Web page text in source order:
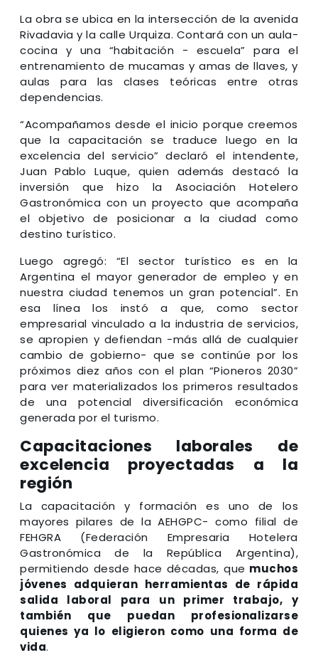
La obra se ubica en la intersección de la avenida
Rivadavia y la calle Urquiza. Contará con un aula-
cocina y una “habitación - escuela” para el
entrenamiento de mucamas y amas de llaves, y
aulas para las clases teóricas entre otras
dependencias.
“Acompañamos desde el inicio porque creemos
que la capacitación se traduce luego en la
excelencia del servicio” declaró el intendente,
Juan Pablo Luque, quien además destacó la
inversión que hizo la Asociación Hotelero
Gastronómica con un proyecto que acompaña
el objetivo de posicionar a la ciudad como
destino turístico.
Luego agregó: “El sector turístico es en la
Argentina el mayor generador de empleo y en
nuestra ciudad tenemos un gran potencial”. En
esa línea los instó a que, como sector
empresarial vinculado a la industria de servicios,
se apropien y defiendan -más allá de cualquier
cambio de gobierno- que se continúe por los
próximos diez años con el plan “Pioneros 2030”
para ver materializados los primeros resultados
de una potencial diversificación económica
generada por el turismo.
Capacitaciones laborales de
excelencia proyectadas a la
región
La capacitación y formación es uno de los
mayores pilares de la AEHGPC- como filial de
FEHGRA (Federación Empresaria Hotelera
Gastronómica de la República Argentina),
permitiendo desde hace décadas, que muchos
jóvenes adquieran herramientas de rápida
salida laboral para un primer trabajo, y
también que puedan profesionalizarse
quienes ya lo eligieron como una forma de
vida.